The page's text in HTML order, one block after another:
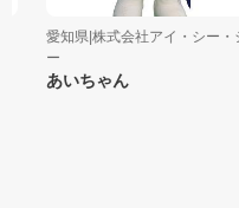
愛知県|株式会社アイ・シー・シ
ー
あいちゃん